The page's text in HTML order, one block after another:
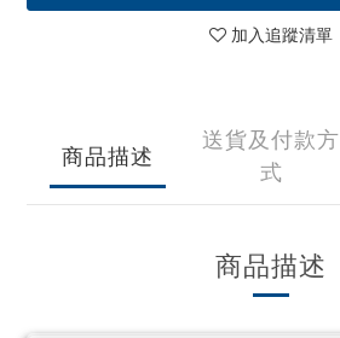
加入追蹤清單
商品描述
送貨及付款方
式
商品描述